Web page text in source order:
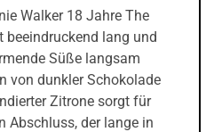
Walker 18 Jahre The
lang und
Süße langsam
von dunkler Schokolade
Zitrone sorgt für
Abschluss, der lange in